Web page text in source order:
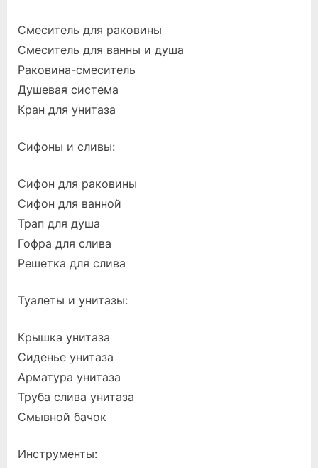
Смеситель для раковины
Смеситель для ванны и душа
Раковина-смеситель
Душевая система
Кран для унитаза
Сифоны и сливы:
Сифон для раковины
Сифон для ванной
Трап для душа
Гофра для слива
Решетка для слива
Туалеты и унитазы:
Крышка унитаза
Сиденье унитаза
Арматура унитаза
Труба слива унитаза
Смывной бачок
Инструменты: